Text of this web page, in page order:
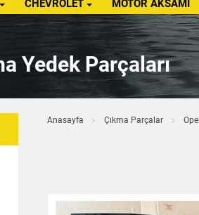
CHEVROLET MOTOR AKSAMI
Yedek Parçaları
Anasayfa Çıkma Parçalar Opel